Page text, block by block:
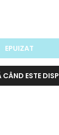
EPUIZAT
ESTE